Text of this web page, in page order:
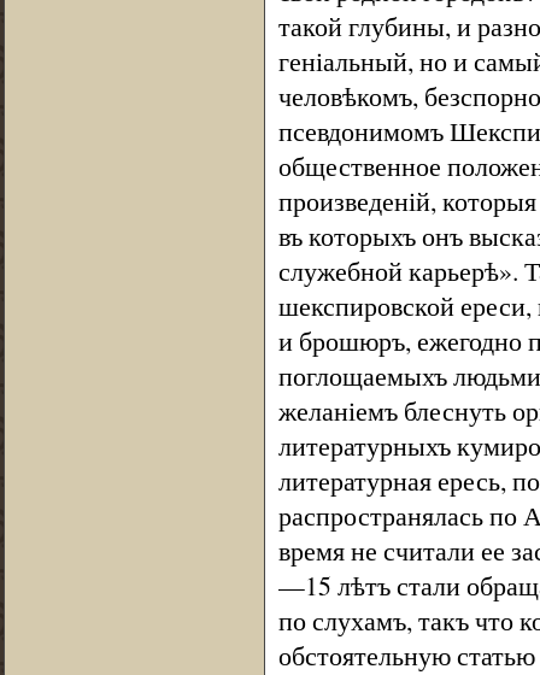
такой глубины, и
геніальный, но и
человѣкомъ,
псевдонимомъ
общественное
произведеній,
въ которыхъ онъ
служебной карьерѣ».
шекспировской
и брошюръ, ежегодно
поглощаемыхъ
желаніемъ блеснуть
литературныхъ
литературная ересь,
распространялась по
время не считали ее
—15 лѣтъ стали
по слухамъ, такъ что
обстоятельную